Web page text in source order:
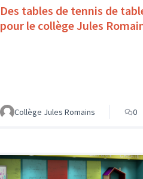
Des tables de tennis de
pour le collège Jules
Collège Jules Romains 0